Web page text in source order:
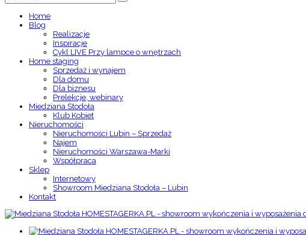
Home
Blog
Realizacje
Inspiracje
Cykl LIVE Przy lampce o wnętrzach
Home staging
Sprzedaż i wynajem
Dla domu
Dla biznesu
Prelekcje, webinary
Miedziana Stodoła
Klub Kobiet
Nieruchomości
Nieruchomości Lubin – Sprzedaż
Najem
Nieruchomości Warszawa-Marki
Współpraca
Sklep
Internetowy
Showroom Miedziana Stodoła – Lubin
Kontakt